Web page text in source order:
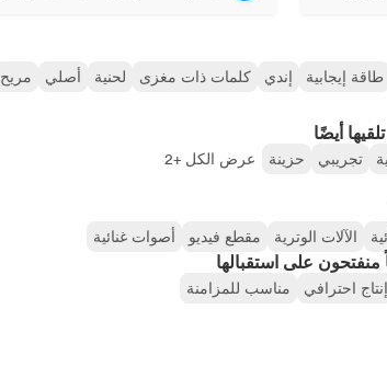
طاقة إيجابية إندي كلمات ذات مغزى لحنية أصلي
مريح
أيضًا
تجريبي حزينة عرض الكل +2
الآلات الوترية مقطع فيديو أصوات غنائية
على استقبالها
إنتاج احترافي مناسب للمزامنة